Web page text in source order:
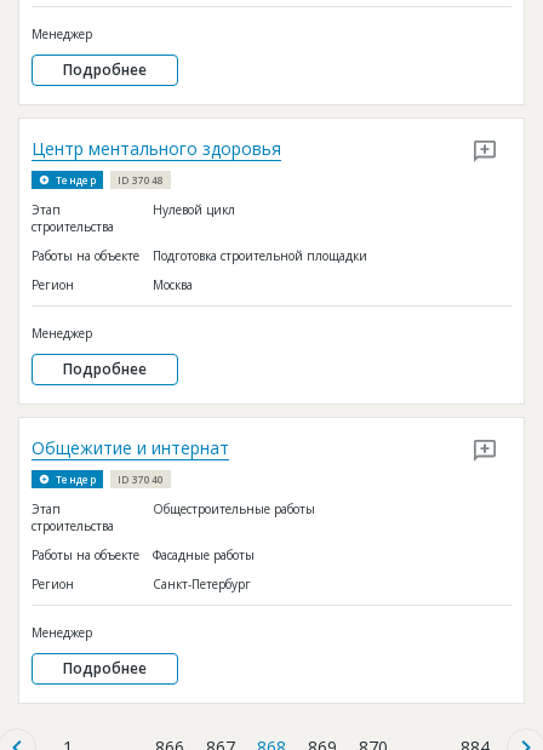
Менеджер
Подробнее
Тендер ID 37048
Центр ментального здоровья
Этап
строительства
Нулевой цикл
Работы на объекте
Подготовка строительной площадки
Регион
Москва
Менеджер
Подробнее
Тендер ID 37040
Общежитие и интернат
Этап
строительства
Общестроительные работы
Работы на объекте
Фасадные работы
Регион
Санкт-Петербург
Менеджер
Подробнее